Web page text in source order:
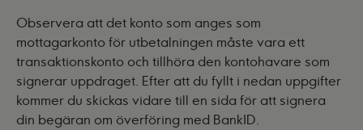
Observera att det konto som anges som
mottagarkonto för utbetalningen måste vara ett
transaktionskonto och tillhöra den kontohavare som
signerar uppdraget. Efter att du fyllt i nedan uppgifter
kommer du skickas vidare till en sida för att signera
din begäran om överföring med BankID.